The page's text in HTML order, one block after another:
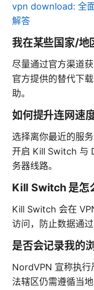
vpn download: 全
解答
我在某些国家/地
尽量通过官方渠道
官方提供的替代下
助。
如何提升连网速度
选择离你最近的服
开启 Kill Switch 与
务器线路。
Kill Switch 是怎
Kill Switch 会在
访问，防止数据通
是否会记录我的
NordVPN 宣称执行
法辖区仍需遵循当